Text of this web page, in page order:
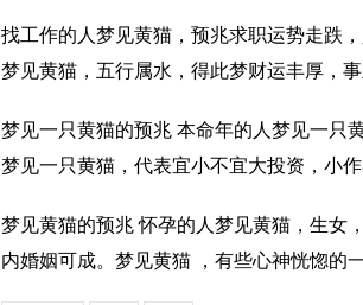
找工作的人梦见黄猫，预兆求职运势走跌
梦见黄猫，五行属水，得此梦财运丰厚，事
梦见一只黄猫的预兆 本命年的人梦见一只
梦见一只黄猫，代表宜小不宜大投资，小
梦见黄猫的预兆 怀孕的人梦见黄猫，生女
内婚姻可成。梦见黄猫 ，有些心神恍惚的